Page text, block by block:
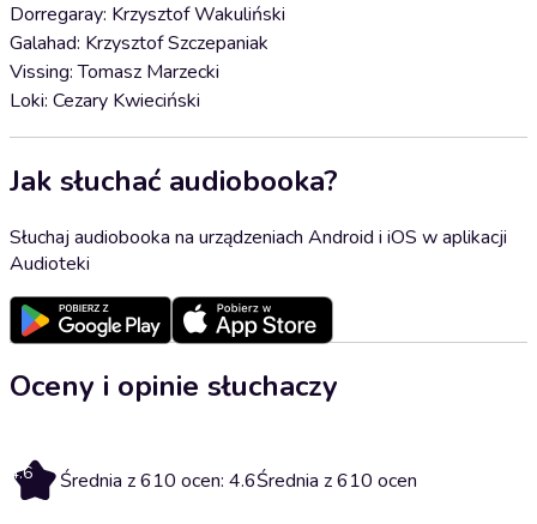
Dorregaray: Krzysztof Wakuliński
Galahad: Krzysztof Szczepaniak
Vissing: Tomasz Marzecki
Loki: Cezary Kwieciński
Jak słuchać audiobooka?
Słuchaj audiobooka na urządzeniach Android i iOS w aplikacji
Audioteki
Oceny i opinie słuchaczy
4.6 Średnia z 610 ocen: 4.6Średnia z 610 ocen